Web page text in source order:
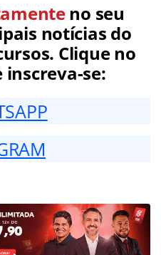
no seu
notícias do
Clique no
se: